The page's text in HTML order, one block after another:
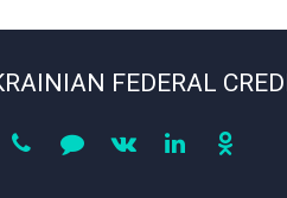
FEDERAL